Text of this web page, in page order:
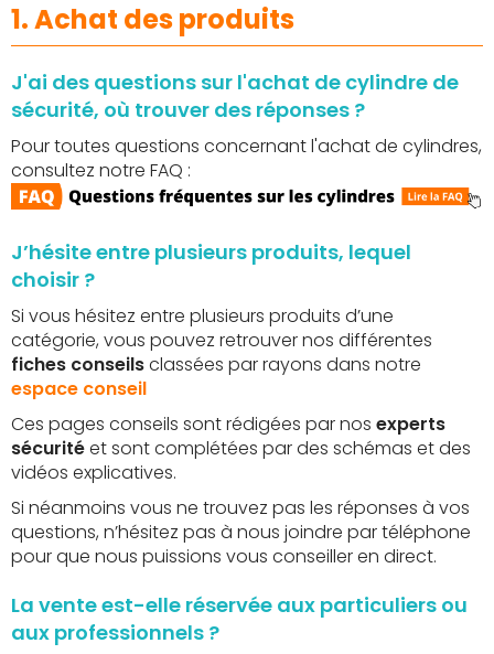
1. Achat des produits
J'ai des questions sur l'achat de cylindre de
sécurité, où trouver des réponses ?
Pour toutes questions concernant l'achat de cylindres,
consultez notre FAQ :
J’hésite entre plusieurs produits, lequel
choisir ?
Si vous hésitez entre plusieurs produits d’une
catégorie, vous pouvez retrouver nos différentes
fiches conseilsclassées par rayons dans notre
espace conseil
Ces pages conseils sont rédigées par nos experts
sécuritéet sont complétées par des schémas et des
vidéos explicatives.
Si néanmoins vous ne trouvez pas les réponses à vos
questions, n’hésitez pas à nous joindre par téléphone
pour que nous puissions vous conseiller en direct.
La vente est-elle réservée aux particuliers ou
aux professionnels ?